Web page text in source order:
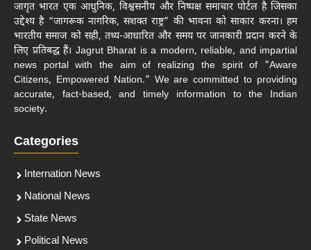
जागृत भारत एक आधुनिक, विश्वसनीय और निष्पक्ष समाचार पोर्टल है जिसका
उद्देश्य है “जागरूक नागरिक, सशक्त राष्ट्र” की भावना को साकार करना। हम
भारतीय समाज को सही, तथ्य-आधारित और समय पर जानकारी प्रदान करने के
लिए प्रतिबद्ध हैं। Jagrut Bharat is a modern, reliable, and impartial
news portal with the aim of realizing the spirit of "Aware
Citizens, Empowered Nation." We are committed to providing
accurate, fact-based, and timely information to the Indian
society.
Categories
Internation News
National News
State News
Political News